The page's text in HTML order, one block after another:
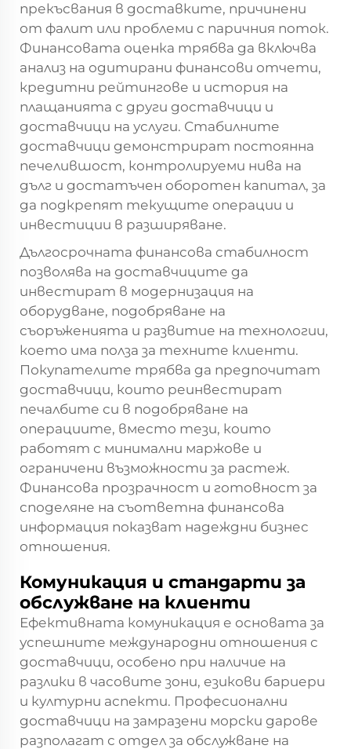
прекъсвания в доставките, причинени
от фалит или проблеми с паричния поток.
Финансовата оценка трябва да включва
анализ на одитирани финансови отчети,
кредитни рейтингове и история на
плащанията с други доставчици и
доставчици на услуги. Стабилните
доставчици демонстрират постоянна
печелившост, контролируеми нива на
дълг и достатъчен оборотен капитал, за
да подкрепят текущите операции и
инвестиции в разширяване.
Дългосрочната финансова стабилност
позволява на доставчиците да
инвестират в модернизация на
оборудване, подобряване на
съоръженията и развитие на технологии,
което има полза за техните клиенти.
Покупателите трябва да предпочитат
доставчици, които реинвестират
печалбите си в подобряване на
операциите, вместо тези, които
работят с минимални маржове и
ограничени възможности за растеж.
Финансова прозрачност и готовност за
споделяне на съответна финансова
информация показват надеждни бизнес
отношения.
Комуникация и стандарти за
обслужване на клиенти
Ефективната комуникация е основата за
успешните международни отношения с
доставчици, особено при наличие на
разлики в часовите зони, езикови бариери
и културни аспекти. Професионални
доставчици на замразени морски дарове
разполагат с отдел за обслужване на